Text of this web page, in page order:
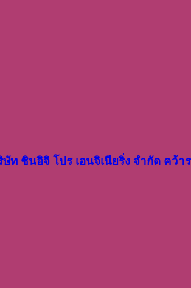
ท​ ชินอิจิ​ โปร​ เอน​จิเนีย​ริ่ง​ จำกัด คว้